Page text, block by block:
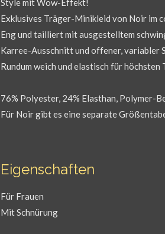
Style mit Wow-Effekt!
Exklusives Träger-Minikleid von Noir im
Eng und tailliert mit ausgestelltem
Karree-Ausschnitt und offener, variabler
Rundum weich und elastisch für
76% Polyester, 24% Elasthan, Polymer-
Für Noir gibt es eine separate
Eigenschaften
Für Frauen
Mit Schnürung